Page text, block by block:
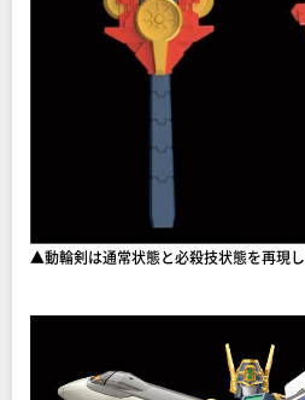
▲動輪剣は通常状態と必殺技状態を再現